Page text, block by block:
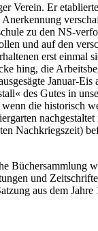
Verein. Er
zu den NS-
und auf den
erst einmal
hing, die
Januar-
des Gutes in
die historisch
Nachkriegszeit)
Büchersammlung
und
aus dem